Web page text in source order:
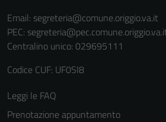
Email: segreteria@comune.origgio.va.it
PEC:
Centralino unico: 029695111
Codice CUF: UF0SI8
Leggi le FAQ
Prenotazione appuntamento